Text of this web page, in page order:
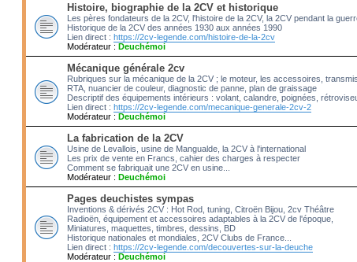
Histoire, biographie de la 2CV et historique
Les pères fondateurs de la 2CV, l'histoire de la 2CV, la 2CV pendant la
Historique de la 2CV des années 1930 aux années 1990
Lien direct : https://2cv-legende.com/histoire-de-la-2cv
Modérateur : Deuchémoi
Mécanique générale 2cv
Rubriques sur la mécanique de la 2CV ; le moteur, les accessoires,
RTA, nuancier de couleur, diagnostic de panne, plan de graissage
Descriptif des équipements intérieurs : volant, calandre, poignées,
Lien direct : https://2cv-legende.com/mecanique-generale-2cv-2
Modérateur : Deuchémoi
La fabrication de la 2CV
Usine de Levallois, usine de Mangualde, la 2CV à l'international
Les prix de vente en Francs, cahier des charges à respecter
Comment se fabriquait une 2CV en usine...
Modérateur : Deuchémoi
Pages deuchistes sympas
Inventions & dérivés 2CV : Hot Rod, tuning, Citroën Bijou, 2cv Théâtre
Radioën, équipement et accessoires adaptables à la 2CV de l'époque,
Miniatures, maquettes, timbres, dessins, BD
Historique nationales et mondiales, 2CV Clubs de France...
Lien direct : https://2cv-legende.com/decouvertes-sur-la-deuche
Modérateur : Deuchémoi